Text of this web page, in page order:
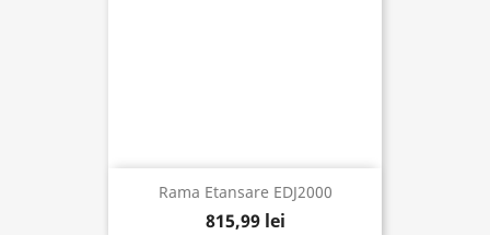
Rama Etansare EDJ2000
815,99 lei